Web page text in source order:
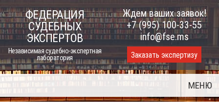
Skip
to
content
ФЕДЕРАЦИЯ
СУДЕБНЫХ
ЭКСПЕРТОВ
Независимая судебно-экспертная
лаборатория
Ждем ваших заявок!
+7 (995) 100-33-55
info@fse.ms
Заказать экспертизу
МЕНЮ